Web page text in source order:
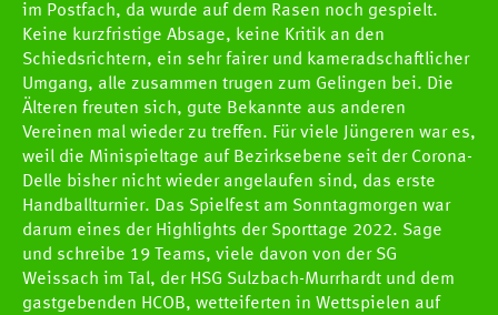
im Postfach, da wurde auf dem Rasen noch gespielt.
Keine kurzfristige Absage, keine Kritik an den
Schiedsrichtern, ein sehr fairer und kameradschaftlicher
Umgang, alle zusammen trugen zum Gelingen bei. Die
Älteren freuten sich, gute Bekannte aus anderen
Vereinen mal wieder zu treffen. Für viele Jüngeren war es,
weil die Minispieltage auf Bezirksebene seit der Corona-
Delle bisher nicht wieder angelaufen sind, das erste
Handballturnier. Das Spielfest am Sonntagmorgen war
darum eines der Highlights der Sporttage 2022. Sage
und schreibe 19 Teams, viele davon von der SG
Weissach im Tal, der HSG Sulzbach-Murrhardt und dem
gastgebenden HCOB, wetteiferten in Wettspielen auf